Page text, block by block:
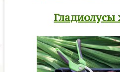
Гладиолусы